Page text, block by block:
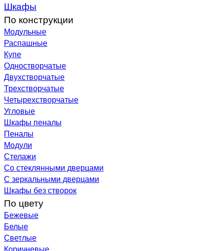
Шкафы
По конструкции
Модульные
Распашные
Купе
Одностворчатые
Двухстворчатые
Трехстворчатые
Четырехстворчатые
Угловые
Шкафы пеналы
Пеналы
Модули
Стелажи
Со стеклянными дверцами
С зеркальными дверцами
Шкафы без створок
По цвету
Бежевые
Белые
Светлые